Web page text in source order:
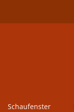
Schaufenster